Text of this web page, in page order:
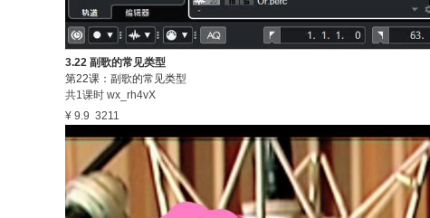
3.22 副歌的常见类型
第22课：副歌的常见类型
共1课时 wx_rh4vX
¥ 9.9 3211